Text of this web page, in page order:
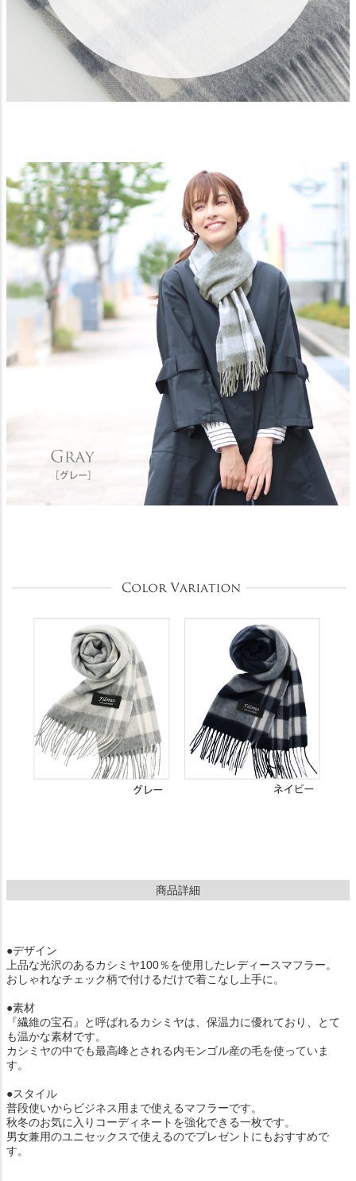
商品詳細
●デザイン
上品な光沢のあるカシミヤ100％を使用したレディースマフラー。
おしゃれなチェック柄で付けるだけで着こなし上手に。
●素材
『繊維の宝石』と呼ばれるカシミヤは、保温力に優れており、とて
も温かな素材です。
カシミヤの中でも最高峰とされる内モンゴル産の毛を使っていま
す。
●スタイル
普段使いからビジネス用まで使えるマフラーです。
秋冬のお気に入りコーディネートを強化できる一枚です。
男女兼用のユニセックスで使えるのでプレゼントにもおすすめで
す。